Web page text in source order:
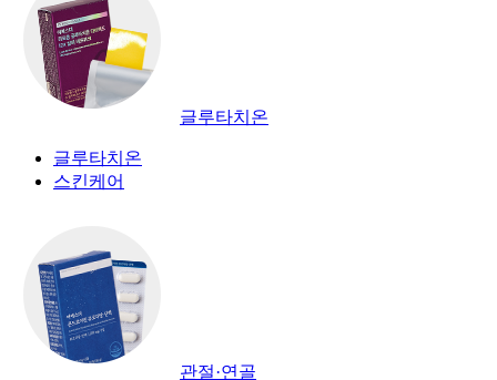
글루타치온
글루타치온
스킨케어
관절·연골